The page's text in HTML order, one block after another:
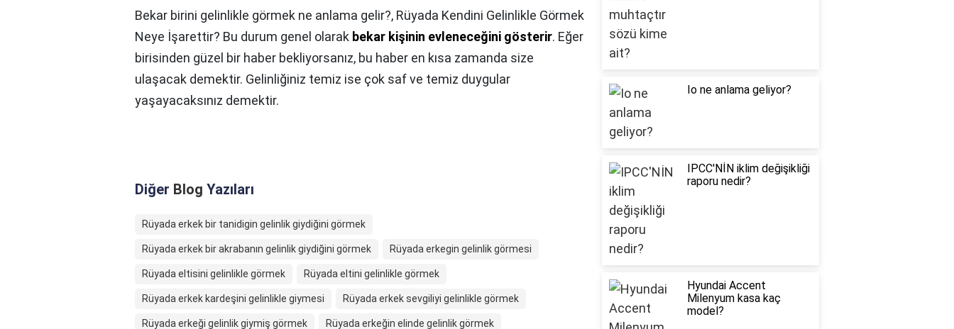
Bekar birini gelinlikle görmek ne anlama gelir?, Rüyada Kendini Gelinlikle Görmek
Neye İşarettir? Bu durum genel olarak bekar kişinin evleneceğini gösterir. Eğer
birisinden güzel bir haber bekliyorsanız, bu haber en kısa zamanda size
ulaşacak demektir. Gelinliğiniz temiz ise çok saf ve temiz duygular
yaşayacaksınız demektir.
Diğer Blog Yazıları
Rüyada erkek bir tanidigin gelinlik giydiğini görmek
Rüyada erkek bir akrabanın gelinlik giydiğini görmek Rüyada erkegin gelinlik görmesi
Rüyada eltisini gelinlikle görmek Rüyada eltini gelinlikle görmek
Rüyada erkek kardeşini gelinlikle giymesi Rüyada erkek sevgiliyi gelinlikle görmek
Rüyada erkeği gelinlik giymiş görmek Rüyada erkeğin elinde gelinlik görmek
Io ne anlama geliyor?
IPCC'NİN iklim değişikliği
raporu nedir?
Hyundai Accent
Milenyum kasa kaç
model?